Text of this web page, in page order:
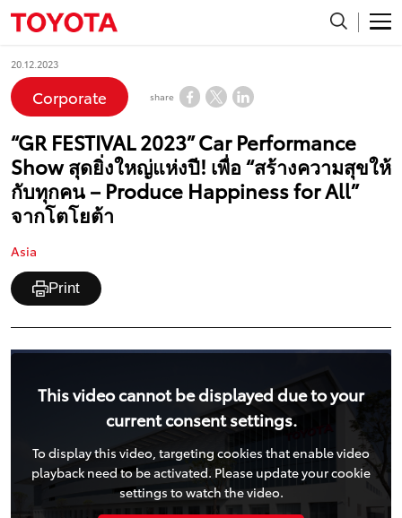
20.12.2023
Corporate share
“GR FESTIVAL 2023” Car Performance
Show สุดยิ่งใหญ่แห่งปี! เพื่อ “สร้างความสุขให้
กับทุกคน – Produce Happiness for All”
จากโตโยต้า
Asia
Print
This video cannot be displayed due to your
current consent settings.
To display this video, targeting cookies that enable video
playback need to be activated. Please update your cookie
settings to watch the video.